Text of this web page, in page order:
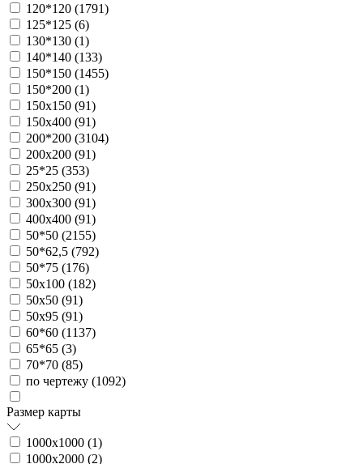
120*120 (1791)
125*125 (6)
130*130 (1)
140*140 (133)
150*150 (1455)
150*200 (1)
150х150 (91)
150х400 (91)
200*200 (3104)
200х200 (91)
25*25 (353)
250х250 (91)
300х300 (91)
400х400 (91)
50*50 (2155)
50*62,5 (792)
50*75 (176)
50х100 (182)
50х50 (91)
50х95 (91)
60*60 (1137)
65*65 (3)
70*70 (85)
по чертежу (1092)
Размер карты
1000х1000 (1)
1000х2000 (2)